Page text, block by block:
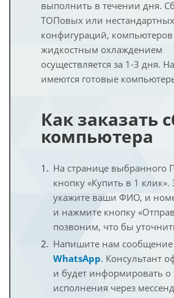
выполнить в течении дня.
ТОПовых или нестандартных
конфигураций, компьютеров
жидкостным охлаждением
осуществляется за 1-3 дня.
имеются готовые
Как заказать
компьютера
На странице выбранного
кнопку «Купить в 1 клик».
укажите ваши ФИО, и
и нажмите кнопку
позвоним, что бы
Напишите нам сообщение
WhatsApp. Консультант
и будет информировать о
исполнения через